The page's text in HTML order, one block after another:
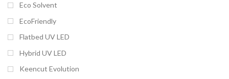
1220 mm x 2500 mm
1220 mm x 3050 mm
124 cm x 10 m
124 cm x 25 m
1250 mm x 1840 mm
Eco Solvent
EcoFriendly
Flatbed UV LED
Hybrid UV LED
Keencut Evolution